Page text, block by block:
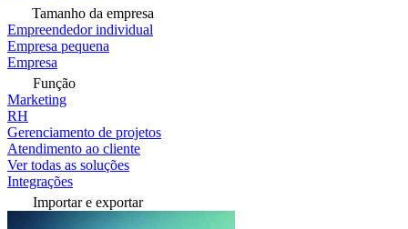
Tamanho da empresa
Empreendedor individual
Empresa pequena
Empresa
Função
Marketing
RH
Gerenciamento de projetos
Atendimento ao cliente
Ver todas as soluções
Integrações
Importar e exportar